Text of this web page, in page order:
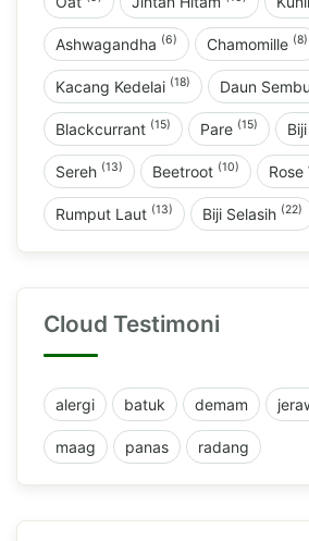
Ashwagandha (6) Chamomille (8)
Kacang Kedelai (18) Daun
Blackcurrant (15) Pare (15)
Sereh (13) Beetroot (10) Rose
Rumput Laut (13) Biji Selasih (22)
Cloud Testimoni
alergi batuk demam
maag panas radang